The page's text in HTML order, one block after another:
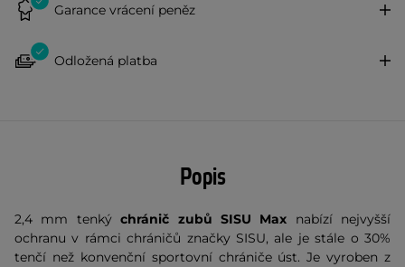
Garance vrácení peněz
Odložená platba
Popis
2,4 mm tenkýchránič zubů SISU Max nabízí nejvyšší
ochranu v rámci chráničů značky SISU, ale je stále o 30%
tenčí než konvenční sportovní chrániče úst. Je vyroben z